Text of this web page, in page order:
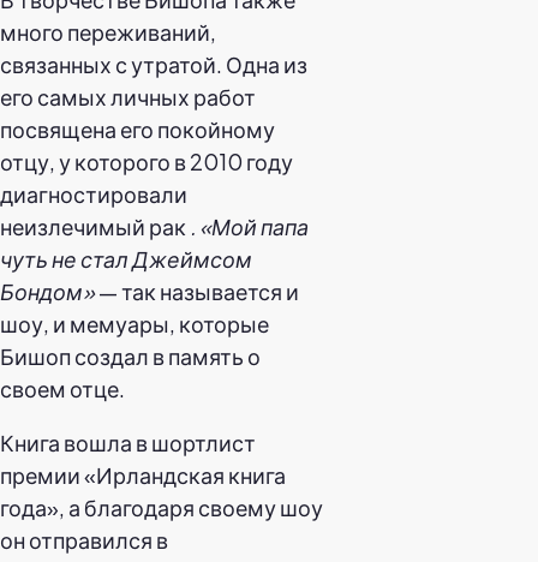
много переживаний,
связанных с утратой. Одна из
его самых личных работ
посвящена его покойному
отцу, у которого в 2010 году
диагностировали
неизлечимый рак
. «Мой папа
чуть не стал Джеймсом
Бондом»— так называется и
шоу, и мемуары, которые
Бишоп создал в память о
своем отце.
Книга вошла в шортлист
премии «Ирландская книга
года», а благодаря своему шоу
он отправился в